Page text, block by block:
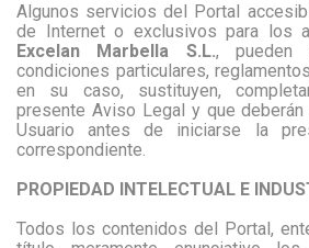
Algunos servicios del Portal
de Internet o exclusivos para los
Excelan Marbella S.L., pueden
condiciones particulares,
en su caso, sustituyen,
presente Aviso Legal y que
Usuario antes de iniciarse la
correspondiente.
PROPIEDAD INTELECTUAL E
Todos los contenidos del Portal,